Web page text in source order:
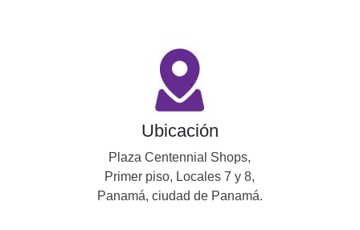
Ubicación
Plaza Centennial Shops,
Primer piso, Locales 7 y 8,
Panamá, ciudad de Panamá.